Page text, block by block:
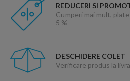
REDUCERI SI
Cumperi mai mult,
5 %
DESCHIDERE COLET
Verificare produs la